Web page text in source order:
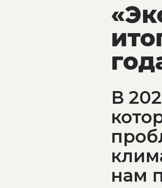
В
нам